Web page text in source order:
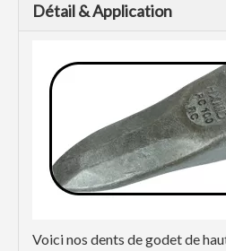
Détail & Application
Voici nos dents de godet de